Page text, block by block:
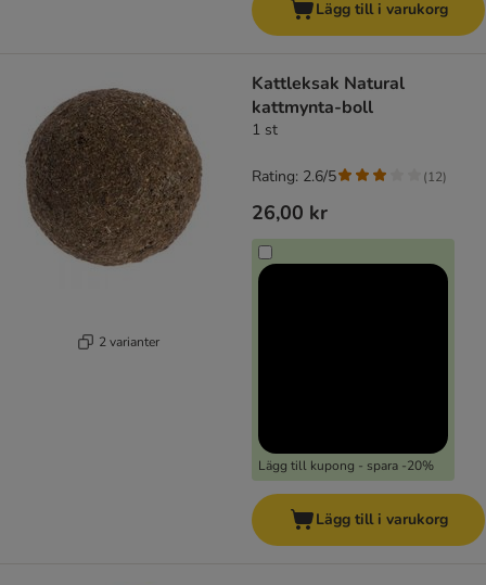
Lägg till i varukorg
2 varianter
Kattleksak Natural
kattmynta-boll
1 st
26,00 kr
Lägg till kupong - spara -20%
Rating: 2.6/5 (12)
Lägg till i varukorg